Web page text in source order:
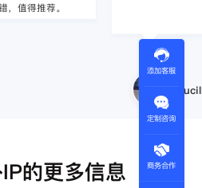
，值得推荐。
的更多信息
添加客服
定制咨询
商务合作